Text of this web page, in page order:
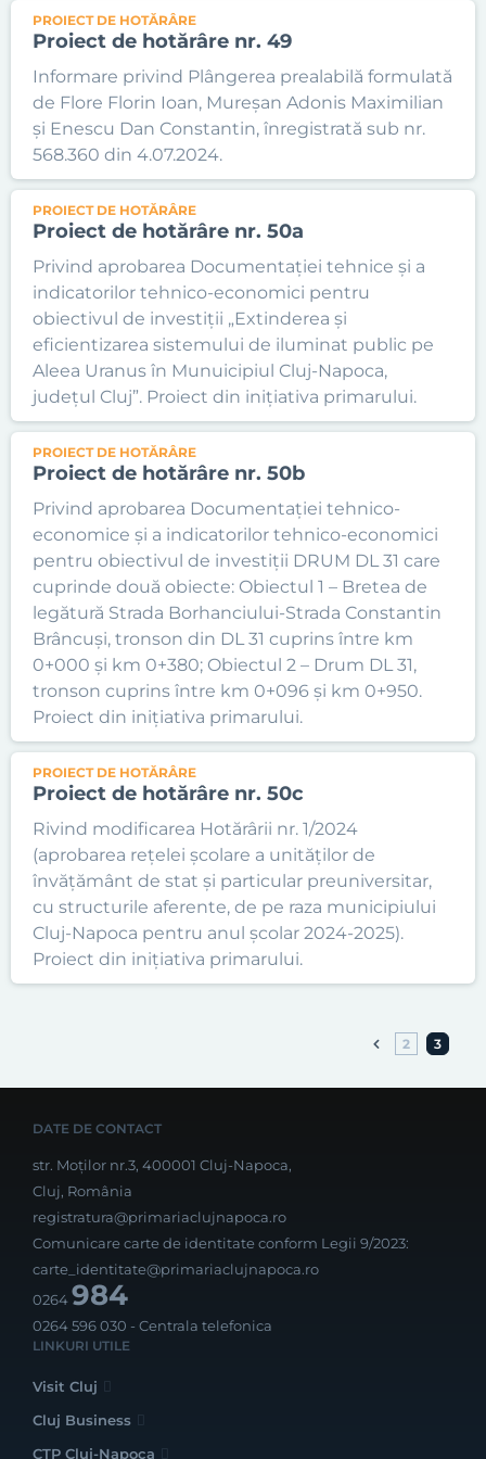
PROIECT DE HOTĂRÂRE
Proiect de hotărâre nr. 49
Informare privind Plângerea prealabilă formulată
de Flore Florin Ioan, Mureșan Adonis Maximilian
și Enescu Dan Constantin, înregistrată sub nr.
568.360 din 4.07.2024.
PROIECT DE HOTĂRÂRE
Proiect de hotărâre nr. 50a
Privind aprobarea Documentației tehnice și a
indicatorilor tehnico-economici pentru
obiectivul de investiții „Extinderea și
eficientizarea sistemului de iluminat public pe
Aleea Uranus în Munuicipiul Cluj-Napoca,
județul Cluj”. Proiect din inițiativa primarului.
PROIECT DE HOTĂRÂRE
Proiect de hotărâre nr. 50b
Privind aprobarea Documentației tehnico-
economice și a indicatorilor tehnico-economici
pentru obiectivul de investiții DRUM DL 31 care
cuprinde două obiecte: Obiectul 1 – Bretea de
legătură Strada Borhanciului-Strada Constantin
Brâncuși, tronson din DL 31 cuprins între km
0+000 și km 0+380; Obiectul 2 – Drum DL 31,
tronson cuprins între km 0+096 și km 0+950.
Proiect din inițiativa primarului.
PROIECT DE HOTĂRÂRE
Proiect de hotărâre nr. 50c
Rivind modificarea Hotărârii nr. 1/2024
(aprobarea rețelei școlare a unităților de
învățământ de stat și particular preuniversitar,
cu structurile aferente, de pe raza municipiului
Cluj-Napoca pentru anul școlar 2024-2025).
Proiect din inițiativa primarului.
2 3
DATE DE CONTACT
str. Moților nr.3, 400001 Cluj-Napoca,
Cluj, România
registratura@primariaclujnapoca.ro
Comunicare carte de identitate conform Legii 9/2023:
carte_identitate@primariaclujnapoca.ro
0264984
0264 596 030 - Centrala telefonica
LINKURI UTILE
Visit Cluj
Cluj Business
CTP Cluj-Napoca